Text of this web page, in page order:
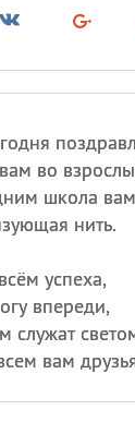
во
школа
нить.
успеха,
впереди,
служат
вам